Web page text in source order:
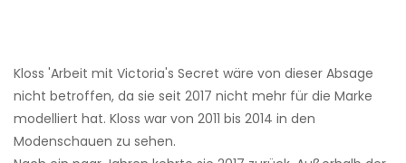
Kloss 'Arbeit mit Victoria's Secret wäre von dieser Absage
nicht betroffen, da sie seit 2017 nicht mehr für die Marke
modelliert hat. Kloss war von 2011 bis 2014 in den
Modenschauen zu sehen.